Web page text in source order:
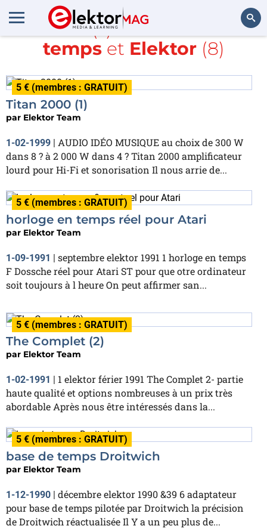
Rechercher
Article(s) avec la balise
tempset Elektor(8)
5 € (membres : GRATUIT)
Titan 2000 (1)
par Elektor Team
1-02-1999 | AUDIO IDÉO MUSIQUE au choix de 300 W
dans 8 ? à 2 000 W dans 4 ? Titan 2000 amplificateur
lourd pour Hi-Fi et sonorisation Il nous arrie de...
5 € (membres : GRATUIT)
horloge en temps réel pour Atari
par Elektor Team
1-09-1991 | septembre elektor 1991 1 horloge en temps
F Dossche réel pour Atari ST pour que otre ordinateur
soit toujours à l heure On peut affirmer san...
5 € (membres : GRATUIT)
The Complet (2)
par Elektor Team
1-02-1991
1 elektor férier 1991 The Complet 2- partie
haute qualité et options nombreuses à un prix très
abordable Après nous être intéressés dans la...
5 € (membres : GRATUIT)
base de temps Droitwich
par Elektor Team
1-12-1990 | décembre elektor 1990 &39 6 adaptateur
pour base de temps pilotée par Droitwich la précision
de Droitwich réactualisée Il Y a un peu plus de...